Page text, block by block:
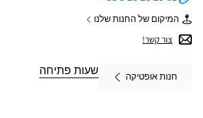
לחנות
Opticien
ROMILLY-
SUR-SEINE
המיקום של החנות שלנו של
Opticien
ROMILLY-
Optical
צור קשר!
חנות אופטיקה
שעות פתיחה